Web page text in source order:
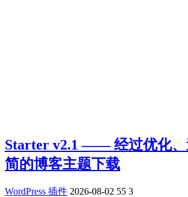
Starter v2.1 —— 经过优化、
简的博客主题下载
WordPress 插件 2026-08-02 55 3